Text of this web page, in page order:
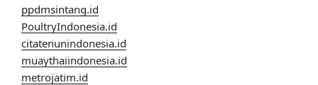
ppdmsintang.id
PoultryIndonesia.id
citatenunindonesia.id
muaythaiindonesia.id
metrojatim.id